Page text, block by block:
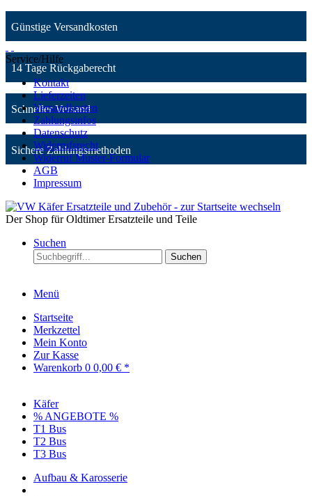
Günstige Versandkosten
14 Tage Rückgaberecht
Schneller Versand
Sichere Zahlungsmethoden
Service/Hilfe
Kontakt
Lieferzeiten
Versandkosten
Zahlungsinfos
Datenschutz
Widerrufsrecht
Widerruf Muster-Formular
AGB
Impressum
Der Shop für Oldtimer Ersatzteile und Teile
Suchen
Suchen
Menü
Startseite
Merkzettel
Mein Konto
Zur Kasse
Warenkorb 0 0,00 € *
Käfer
% ANGEBOTE %
T1 Bus
T2 Bus
T3 Bus
Aufbau & Karosserie